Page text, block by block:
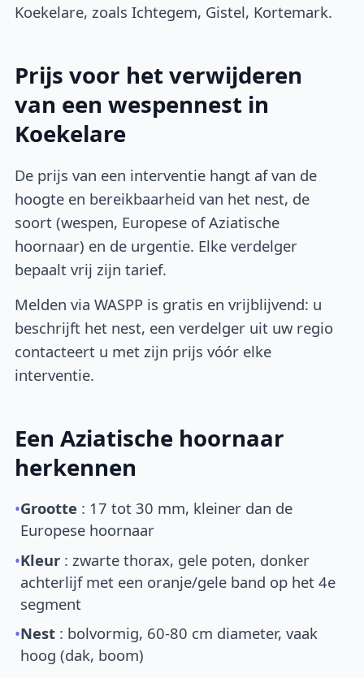
Koekelare, zoals Ichtegem, Gistel, Kortemark.
Prijs voor het verwijderen
van een wespennest in
Koekelare
De prijs van een interventie hangt af van de
hoogte en bereikbaarheid van het nest, de
soort (wespen, Europese of Aziatische
hoornaar) en de urgentie. Elke verdelger
bepaalt vrij zijn tarief.
Melden via WASPP is gratis en vrijblijvend: u
beschrijft het nest, een verdelger uit uw regio
contacteert u met zijn prijs vóór elke
interventie.
Een Aziatische hoornaar
herkennen
•Grootte : 17 tot 30 mm, kleiner dan de
Europese hoornaar
•Kleur : zwarte thorax, gele poten, donker
achterlijf met een oranje/gele band op het 4e
segment
•Nest : bolvormig, 60-80 cm diameter, vaak
hoog (dak, boom)